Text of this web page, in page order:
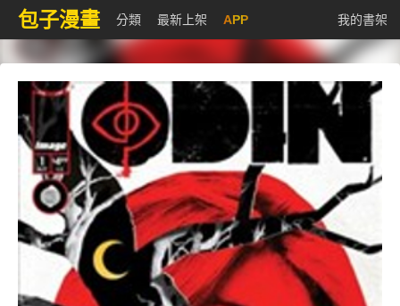
包子漫畫 分類 最新上架 APP 我的書架